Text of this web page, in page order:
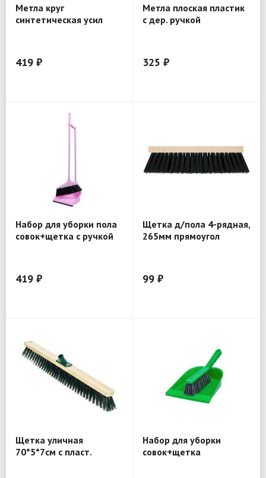
Метла круг
синтетическая усил
419 ₽
Метла плоская пластик
с дер. ручкой
325 ₽
Набор для уборки пола
совок+щетка с ручкой
419 ₽
Щетка д/пола 4-рядная,
265мм прямоугол
99 ₽
Щетка уличная
70*5*7см с пласт.
Набор для уборки
совок+щетка